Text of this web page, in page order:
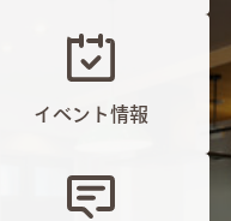
イベント情報